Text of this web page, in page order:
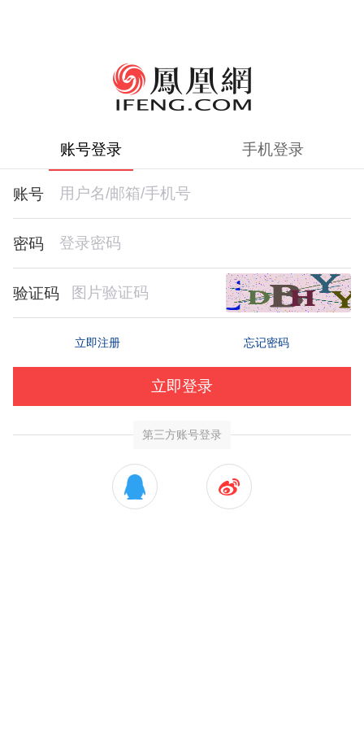
账号登录 手机登录
账号
密码
验证码
立即注册 忘记密码
立即登录
第三方账号登录